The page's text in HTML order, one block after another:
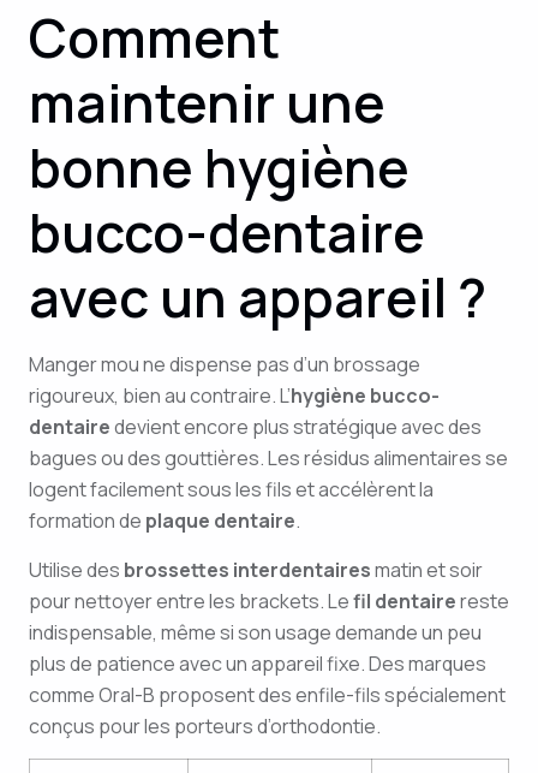
Comment
maintenir une
bonne hygiène
bucco-dentaire
avec un appareil ?
Manger mou ne dispense pas d’un brossage
rigoureux, bien au contraire. L’hygiène bucco-
dentairedevient encore plus stratégique avec des
bagues ou des gouttières. Les résidus alimentaires se
logent facilement sous les fils et accélèrent la
formation de plaque dentaire.
Utilise des brossettes interdentairesmatin et soir
pour nettoyer entre les brackets. Lefil dentairereste
indispensable, même si son usage demande un peu
plus de patience avec un appareil fixe. Des marques
comme Oral-B proposent des enfile-fils spécialement
conçus pour les porteurs d’orthodontie.